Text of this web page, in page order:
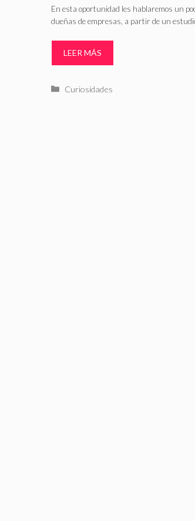
En esta oportunidad les hablaremos un
dueñas de empresas, a partir de un
LEER MÁS
Categorías
Curiosidades